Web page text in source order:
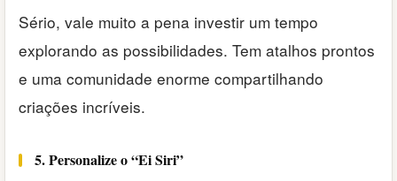
Sério, vale muito a pena investir um tempo
explorando as possibilidades. Tem atalhos prontos
e uma comunidade enorme compartilhando
criações incríveis.
5. Personalize o “Ei Siri”